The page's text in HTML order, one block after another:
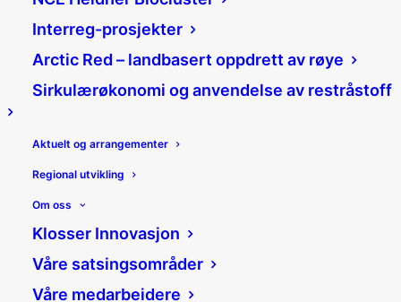
Interreg-prosjekter
Arctic Red – landbasert oppdrett av røye
Sirkulærøkonomi og anvendelse av restråstoff
Aktuelt og arrangementer
Regional utvikling
Om oss
Klosser Innovasjon
Våre satsingsområder
Våre medarbeidere
Drahjelp til rekruttering
på Arena Innlandet
Del:
25. september 2018 har
Kongsvingerregionens stand på